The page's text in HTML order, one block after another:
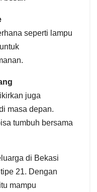
seperti lampu
juga
masa depan.
tumbuh bersama
di Bekasi
21. Dengan
mampu